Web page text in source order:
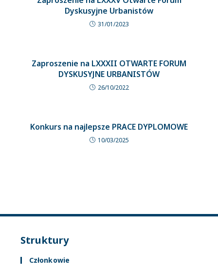
Dyskusyjne Urbanistów
31/01/2023
Zaproszenie na LXXXII OTWARTE FORUM
DYSKUSYJNE URBANISTÓW
26/10/2022
Konkurs na najlepsze PRACE DYPLOMOWE
10/03/2025
Struktury
Członkowie